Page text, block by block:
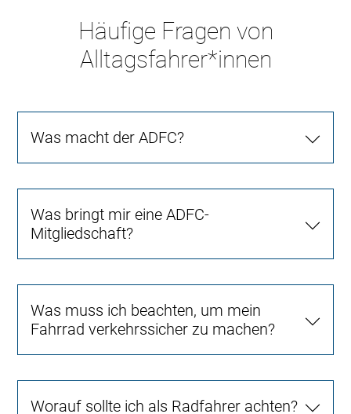
Häufige Fragen von
Alltagsfahrer*innen
Was macht der ADFC?
Was bringt mir eine ADFC-
Mitgliedschaft?
Was muss ich beachten, um mein
Fahrrad verkehrssicher zu machen?
Worauf sollte ich als Radfahrer achten?